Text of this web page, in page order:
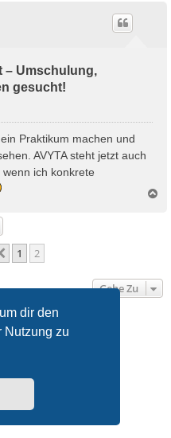
dir den
Nutzung zu
– Umschulung,
gesucht!
Praktikum machen und
AVYTA steht jetzt auch
ich konkrete
n
Vorherige
1 2
Gehe Zu